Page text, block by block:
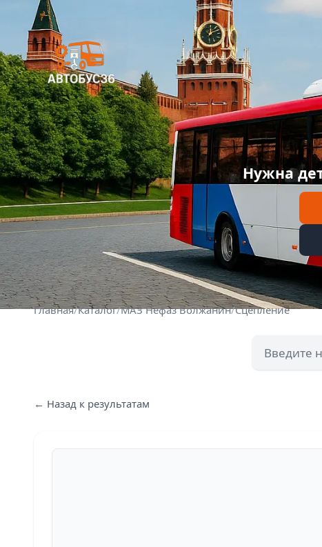
Нужна
Главная/Каталог/МАЗ Нефаз Волжанин/Сцепление
← Назад к результатам